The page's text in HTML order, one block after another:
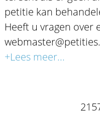
petitie kan
Heeft u vragen over
+Lees meer...